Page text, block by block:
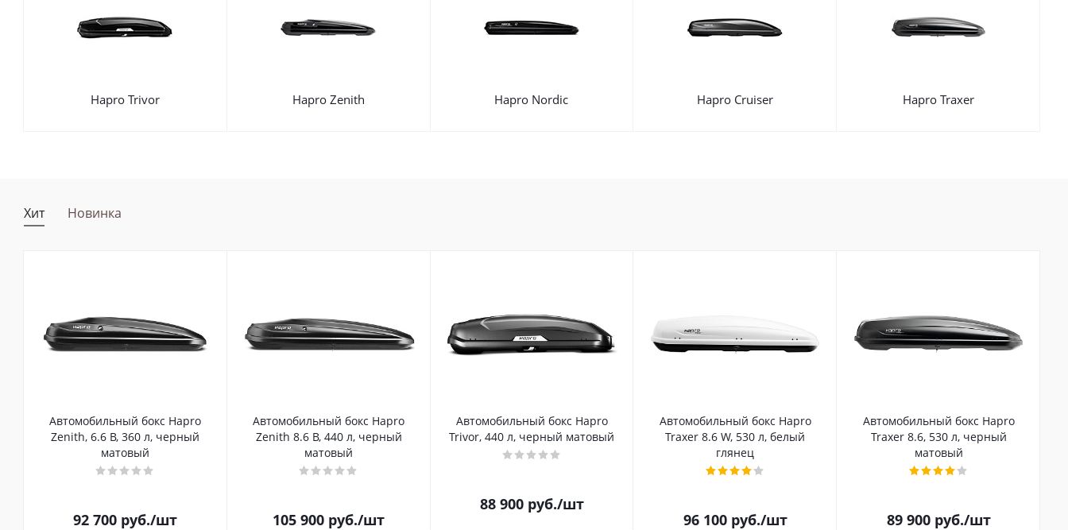
Hapro Trivor Hapro Zenith Hapro Nordic Hapro Cruiser Hapro Traxer
Хит Новинка
Автомобильный бокс Hapro
Zenith, 6.6 B, 360 л, черный
матовый
92 700 руб./шт
Автомобильный бокс Hapro
Zenith 8.6 B, 440 л, черный
матовый
105 900 руб./шт
Автомобильный бокс Hapro
Trivor, 440 л, черный матовый
88 900руб./шт
Автомобильный бокс Hapro
Traxer 8.6 W, 530 л, белый
глянец
96 100руб./шт
Автомобильный бокс Hapro
Traxer 8.6, 530 л, черный
матовый
89 900руб./шт